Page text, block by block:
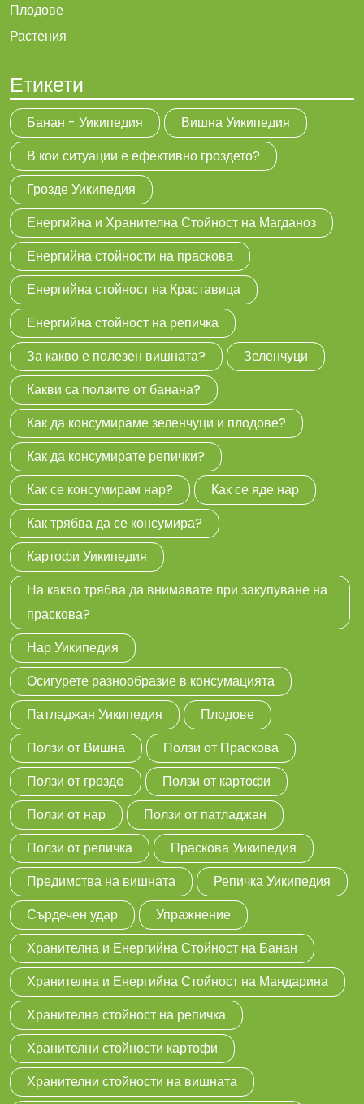
Плодове
Растения
Етикети
Банан - Уикипедия
Вишна Уикипедия
В кои ситуации е ефективно гроздето?
Грозде Уикипедия
Енергийна и Хранителна Стойност на Магданоз
Енергийна стойности на праскова
Енергийна стойност на Краставица
Енергийна стойност на репичка
За какво е полезен вишната?
Зеленчуци
Какви са ползите от банана?
Как да консумираме зеленчуци и плодове?
Как да консумирате репички?
Как се консумирам нар?
Как се яде нар
Как трябва да се консумира?
Картофи Уикипедия
На какво трябва да внимавате при закупуване на
праскова?
Нар Уикипедия
Осигурете разнообразие в консумацията
Патладжан Уикипедия
Плодове
Ползи от Вишна
Ползи от Праскова
Ползи от гроздe
Ползи от картофи
Ползи от нар
Ползи от патладжан
Ползи от репичка
Праскова Уикипедия
Предимства на вишната
Репичка Уикипедия
Сърдечен удар
Упражнение
Хранителна и Енергийна Стойност на Банан
Хранителна и Енергийна Стойност на Мандарина
Хранителна стойност на репичка
Хранителни стойности картофи
Хранителни стойности на вишната